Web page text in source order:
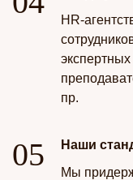
HR-
экспертных
пр.
Наши
Мы